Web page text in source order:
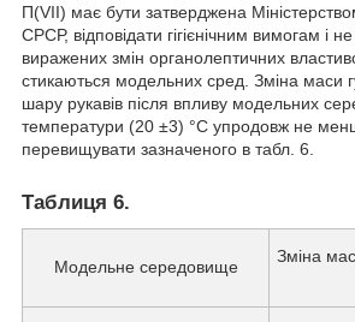
П(VII) має бути затверджена
СРСР, відповідати гігієнічним вимогам і
виражених змін органолептичних
стикаються модельних сред. Зміна маси
шару рукавів після впливу модельних
температури (20 ±3) °C упродовж не
перевищувати зазначеного в табл. 6.
Таблиця 6.
Модельне середовище
Зміна